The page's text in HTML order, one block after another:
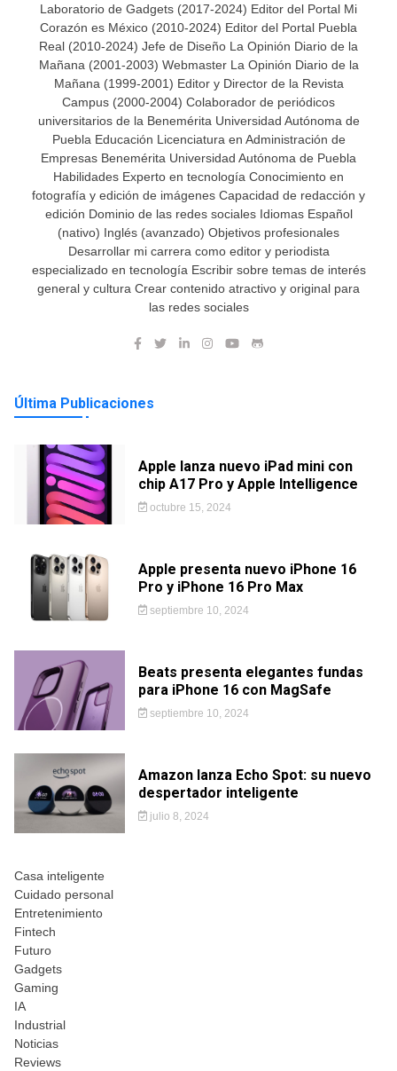
Laboratorio de Gadgets (2017-2024) Editor del Portal Mi
Corazón es México (2010-2024) Editor del Portal Puebla
Real (2010-2024) Jefe de Diseño La Opinión Diario de la
Mañana (2001-2003) Webmaster La Opinión Diario de la
Mañana (1999-2001) Editor y Director de la Revista
Campus (2000-2004) Colaborador de periódicos
universitarios de la Benemérita Universidad Autónoma de
Puebla Educación Licenciatura en Administración de
Empresas Benemérita Universidad Autónoma de Puebla
Habilidades Experto en tecnología Conocimiento en
fotografía y edición de imágenes Capacidad de redacción y
edición Dominio de las redes sociales Idiomas Español
(nativo) Inglés (avanzado) Objetivos profesionales
Desarrollar mi carrera como editor y periodista
especializado en tecnología Escribir sobre temas de interés
general y cultura Crear contenido atractivo y original para
las redes sociales
Última Publicaciones
Apple lanza nuevo iPad mini con
chip A17 Pro y Apple Intelligence
octubre 15, 2024
Apple presenta nuevo iPhone 16
Pro y iPhone 16 Pro Max
septiembre 10, 2024
Beats presenta elegantes fundas
para iPhone 16 con MagSafe
septiembre 10, 2024
Amazon lanza Echo Spot: su nuevo
despertador inteligente
julio 8, 2024
Casa inteligente
Cuidado personal
Entretenimiento
Fintech
Futuro
Gadgets
Gaming
IA
Industrial
Noticias
Reviews